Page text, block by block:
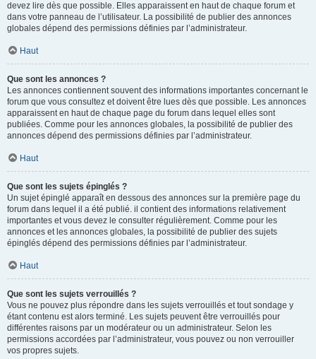
devez lire dès que possible. Elles apparaissent en haut de chaque forum et
dans votre panneau de l’utilisateur. La possibilité de publier des annonces
globales dépend des permissions définies par l’administrateur.
Haut
Que sont les annonces ?
Les annonces contiennent souvent des informations importantes concernant le
forum que vous consultez et doivent être lues dès que possible. Les annonces
apparaissent en haut de chaque page du forum dans lequel elles sont
publiées. Comme pour les annonces globales, la possibilité de publier des
annonces dépend des permissions définies par l’administrateur.
Haut
Que sont les sujets épinglés ?
Un sujet épinglé apparaît en dessous des annonces sur la première page du
forum dans lequel il a été publié. il contient des informations relativement
importantes et vous devez le consulter régulièrement. Comme pour les
annonces et les annonces globales, la possibilité de publier des sujets
épinglés dépend des permissions définies par l’administrateur.
Haut
Que sont les sujets verrouillés ?
Vous ne pouvez plus répondre dans les sujets verrouillés et tout sondage y
étant contenu est alors terminé. Les sujets peuvent être verrouillés pour
différentes raisons par un modérateur ou un administrateur. Selon les
permissions accordées par l’administrateur, vous pouvez ou non verrouiller
vos propres sujets.